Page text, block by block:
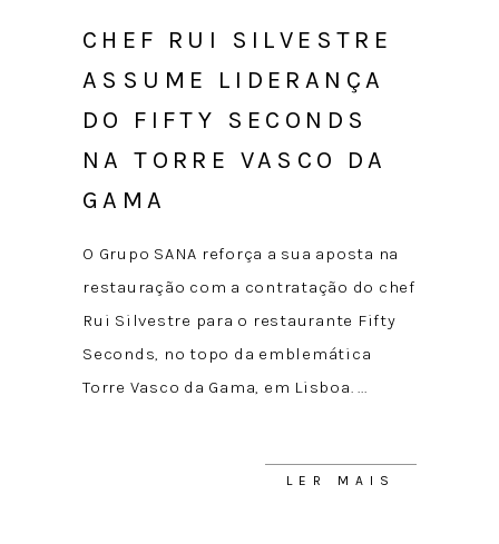
CHEF RUI SILVESTRE
ASSUME LIDERANÇA
DO FIFTY SECONDS
NA TORRE VASCO DA
GAMA
O Grupo SANA reforça a sua aposta na
restauração com a contratação do chef
Rui Silvestre para o restaurante Fifty
Seconds, no topo da emblemática
Torre Vasco da Gama, em Lisboa.
LER MAIS